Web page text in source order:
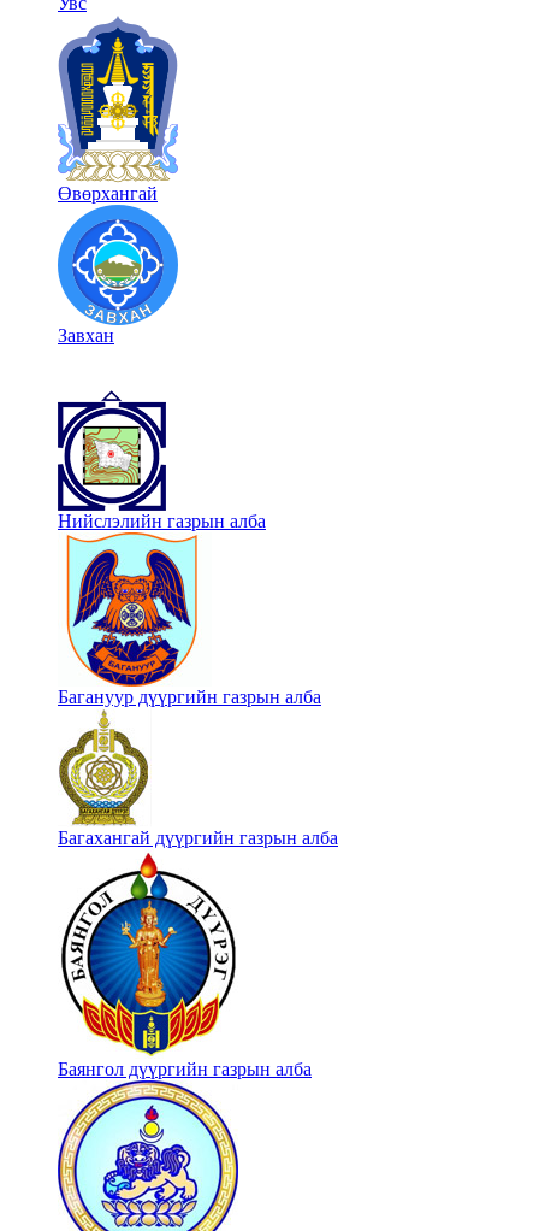
Өвөрхангай
Завхан
Нийслэлийн газрын алба
Багануур дүүргийн газрын алба
Багахангай дүүргийн газрын алба
Баянгол дүүргийн газрын алба